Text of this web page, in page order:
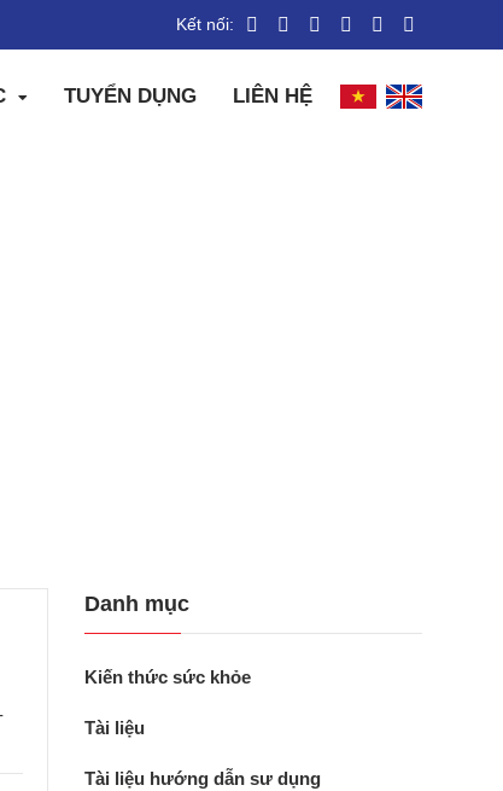
Kết nối:
TUYỂN DỤNG LIÊN HỆ
Danh mục
Kiến thức sức khỏe
Tài liệu
Tài liệu hướng dẫn sư dụng